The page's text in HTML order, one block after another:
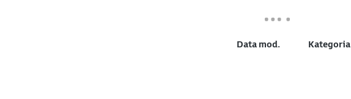
Data mod. Kategoria